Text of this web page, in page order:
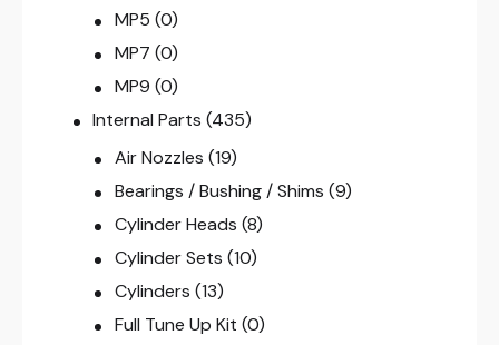
MP5 (0)
MP7 (0)
MP9 (0)
Internal Parts (435)
Air Nozzles (19)
Bearings / Bushing / Shims (9)
Cylinder Heads (8)
Cylinder Sets (10)
Cylinders (13)
Full Tune Up Kit (0)